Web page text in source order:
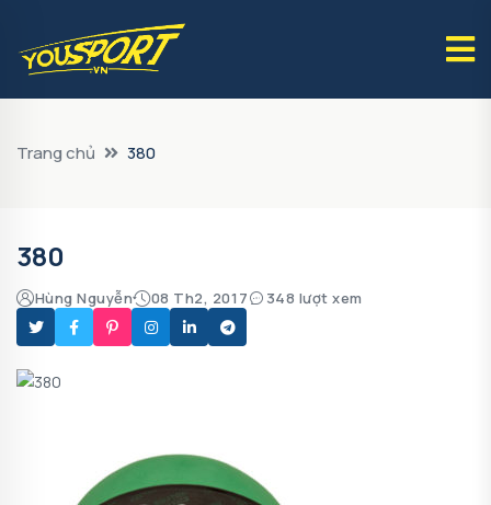
Trang chủ 380
380
Hùng Nguyễn 08 Th2, 2017 348 lượt xem